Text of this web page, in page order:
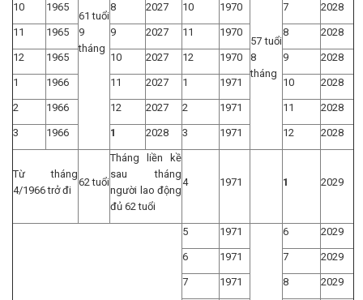
61 tuổi
9
tháng
57 tuổi
8
tháng
10 1965 8 2027 10 1970 7 2028
11 1965 9 2027 11 1970 8 2028
12 1965 10 2027 12 1970 9 2028
1 1966 11 2027 1 1971 10 2028
2 1966 12 2027 2 1971 11 2028
3 1966 1 2028 3 1971 12 2028
Từ tháng
4/1966 trở đi
62 tuổi
Tháng liền kề
sau tháng
người lao động
đủ 62 tuổi
4 1971 1 2029
5 1971 6 2029
6 1971 7 2029
7 1971 8 2029